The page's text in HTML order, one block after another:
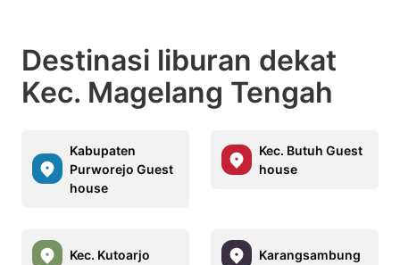
Destinasi liburan dekat
Kec. Magelang Tengah
Kabupaten
Purworejo Guest
house
Kec. Butuh Guest
house
Kec. Kutoarjo Karangsambung